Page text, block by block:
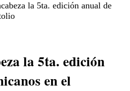
la 5ta. edición anual de
la 5ta. edición
en el